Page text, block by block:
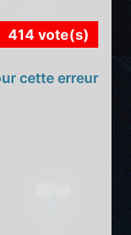
414 vote(s)
cette erreur